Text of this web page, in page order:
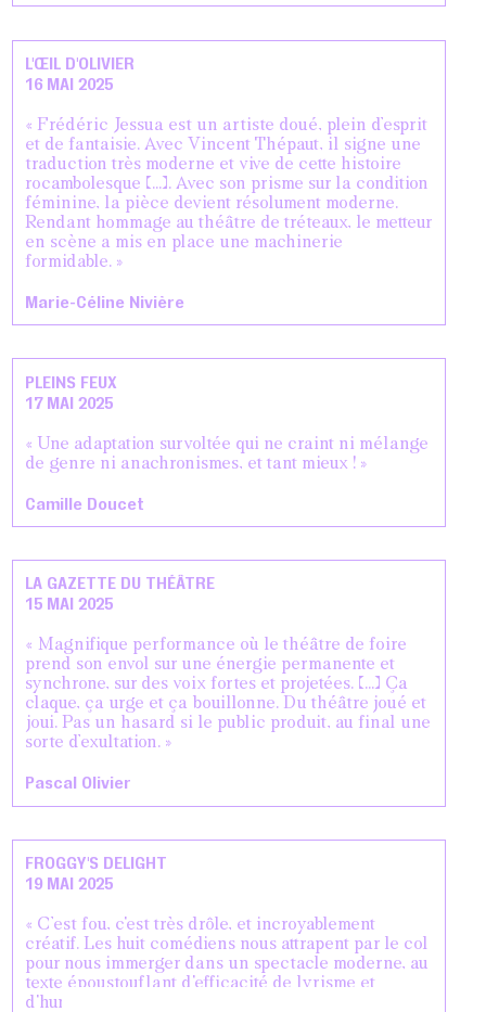
L'ŒIL D'OLIVIER
16 MAI 2025
« Frédéric Jessua est un artiste doué, plein d’esprit
et de fantaisie. Avec Vincent Thépaut, il signe une
traduction très moderne et vive de cette histoire
rocambolesque [...]. Avec son prisme sur la condition
féminine, la pièce devient résolument moderne.
Rendant hommage au théâtre de tréteaux, le metteur
en scène a mis en place une machinerie
formidable. »
Marie-Céline Nivière
PLEINS FEUX
17 MAI 2025
« Une adaptation survoltée qui ne craint ni mélange
de genre ni anachronismes, et tant mieux ! »
Camille Doucet
LA GAZETTE DU THÉÂTRE
15 MAI 2025
« Magnifique performance où le théâtre de foire
prend son envol sur une énergie permanente et
synchrone, sur des voix fortes et projetées. [...] Ça
claque, ça urge et ça bouillonne. Du théâtre joué et
joui. Pas un hasard si le public produit, au final une
sorte d’exultation. »
Pascal Olivier
FROGGY'S DELIGHT
19 MAI 2025
« C’est fou, c'est très drôle, et incroyablement
créatif. Les huit comédiens nous attrapent par le col
pour nous immerger dans un spectacle moderne, au
texte époustouflant d'efficacité de lyrisme et
d'humour. Une œuvre artistique punk et échevelée,